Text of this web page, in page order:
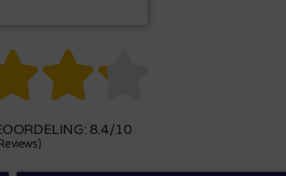

8.4/10